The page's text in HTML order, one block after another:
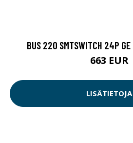
BUS 220 SMTSWITCH 24P GE
663 EUR
LISÄTIETOJA